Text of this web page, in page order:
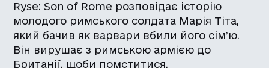
Ryse: Son of Rome розповідає історію
молодого римського солдата Марія Тіта,
який бачив як варвари вбили його сім’ю.
Він вирушає з римською армією до
Британії, щоби помститися.